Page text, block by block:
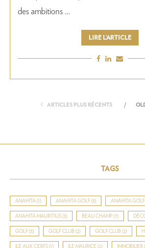
des ambitions …
LIRE L’ARTICLE
ARTICLES PLUS RÉCENTS
TAGS
ANAHITA (1) ANAHITA GOLF (3) ANAHITA GOLF
ANAHITA MAURITIUS (3) BEAU CHAMP (7)
GOLF (3) GOLF CLUB (2) GOLF CLUB (2)
ILE AUX CERFS (1) ILE MAURICE (2) IMMOBILIER